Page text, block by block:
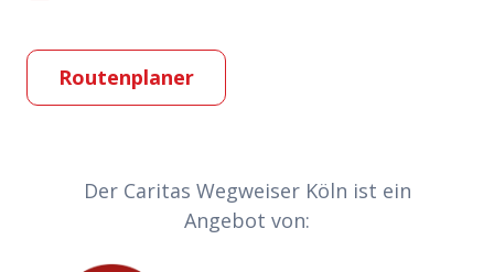
Routenplaner
Partner-LinksDer Caritas Wegweiser Köln ist ein
Angebot von: